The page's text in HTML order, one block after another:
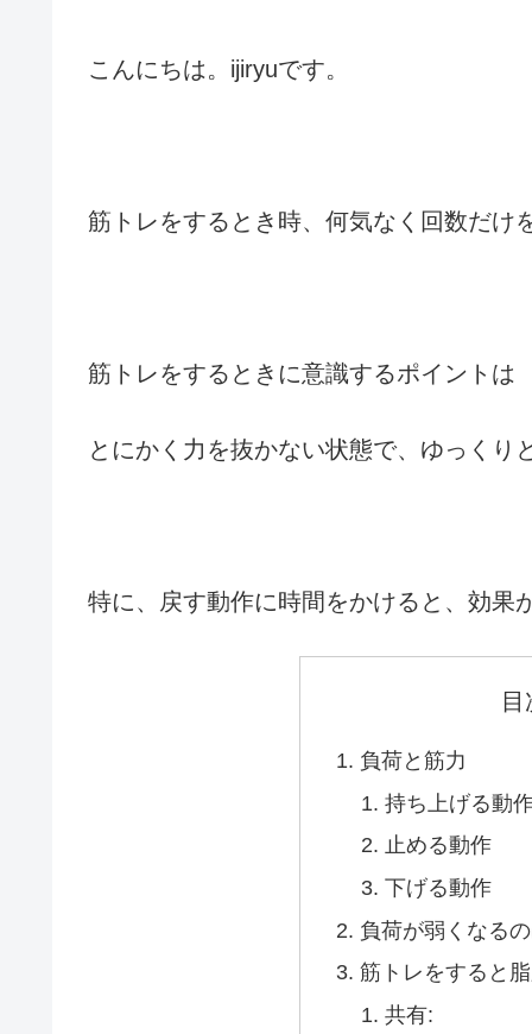
こんにちは。ijiryuです。
筋トレをするとき時、何気なく回数だけ
筋トレをするときに意識するポイントは
とにかく力を抜かない状態で、ゆっくり
特に、戻す動作に時間をかけると、効果
目
負荷と筋力
持ち上げる動
止める動作
下げる動作
負荷が弱くなる
筋トレをすると
共有: